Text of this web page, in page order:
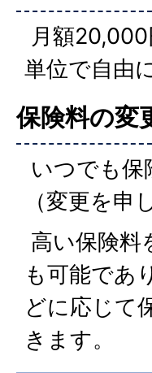
月額
単位で自由
保険料の変
いつでも
（変更を
高い保険料
も可能であ
どに応じて
きます。